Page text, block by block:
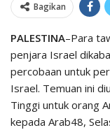
Bagikan
PALESTINA–Para
penjara Israel
percobaan untuk
Israel. Temuan ini
Tinggi untuk orang
kepada Arab48,